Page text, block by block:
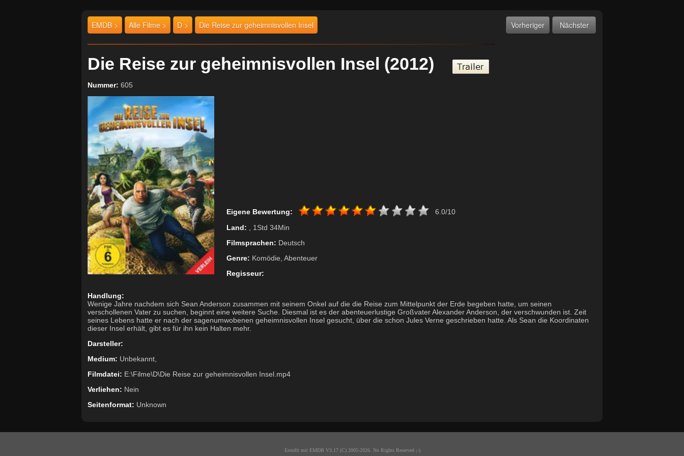
EMDB > Alle Filme > D > Die Reise zur geheimnisvollen Insel Vorheriger Nächster
Die Reise zur geheimnisvollen Insel (2012)
Nummer: 605
Eigene Bewertung:
6.0/10
Land: , 1Std 34Min
Filmsprachen: Deutsch
Genre: Komödie, Abenteuer
Regisseur:
Handlung:
Wenige Jahre nachdem sich Sean Anderson zusammen mit seinem Onkel auf die die Reise zum Mittelpunkt der Erde begeben hatte, um seinen
verschollenen Vater zu suchen, beginnt eine weitere Suche. Diesmal ist es der abenteuerlustige Großvater Alexander Anderson, der verschwunden ist. Zeit
seines Lebens hatte er nach der sagenumwobenen geheimnisvollen Insel gesucht, über die schon Jules Verne geschrieben hatte. Als Sean die Koordinaten
dieser Insel erhält, gibt es für ihn kein Halten mehr.
Darsteller:
Medium: Unbekannt,
Filmdatei: E:\Filme\D\Die Reise zur geheimnisvollen Insel.mp4
Verliehen: Nein
Seitenformat: Unknown
Erstellt mit EMDB V3.17 (C) 2005-2026. No Rights Reserved ;-)